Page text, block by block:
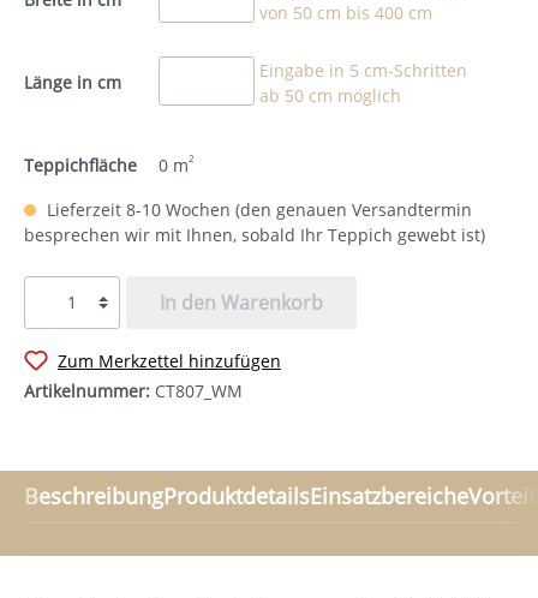
von 50 cm bis 400 cm
Länge in cm
Eingabe in 5 cm-Schritten
ab 50 cm möglich
Teppichfläche 0 m2
Lieferzeit 8-10 Wochen (den genauen Versandtermin
besprechen wir mit Ihnen, sobald Ihr Teppich gewebt ist)
In den Warenkorb
Zum Merkzettel hinzufügen
Artikelnummer: CT807_WM
BeschreibungProduktdetailsEinsatzbereiche